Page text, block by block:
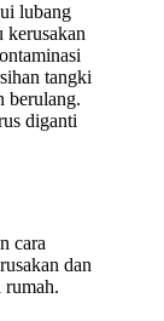
lubang
kerusakan
tangki
berulang.
diganti
cara
dan
rumah.